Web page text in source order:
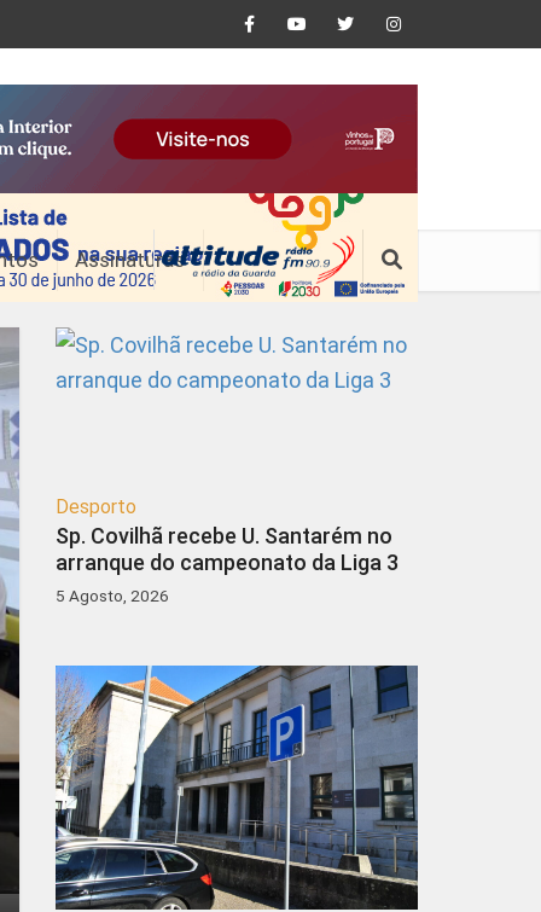
Assinaturas
Desporto
Sp. Covilhã recebe U. Santarém no
arranque do campeonato da Liga 3
5 Agosto, 2026